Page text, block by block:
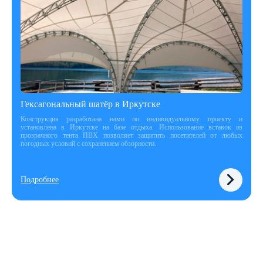
Гексагональный шатёр в Иркутске
Конструкция разработана нами по индивидуальному проекту и
установлена в Иркутске на базе отдыха. Использование вставок из
прозрачного тента ПВХ позволяет защитить посетителей от любых
погодных условий с сохранением обзорности.
Подробнее